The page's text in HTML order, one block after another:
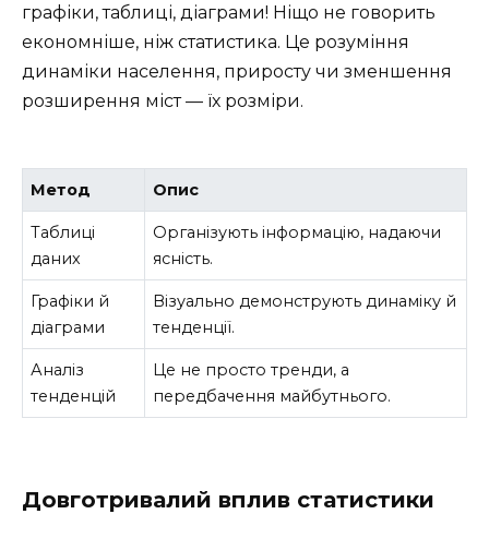
графіки, таблиці, діаграми! Ніщо не говорить
економніше, ніж статистика. Це розуміння
динаміки населення, приросту чи зменшення
розширення міст — їх розміри.
Метод Опис
Таблиці
даних
Організують інформацію, надаючи
ясність.
Графіки й
діаграми
Візуально демонструють динаміку й
тенденції.
Аналіз
тенденцій
Це не просто тренди, а
передбачення майбутнього.
Довготривалий вплив статистики